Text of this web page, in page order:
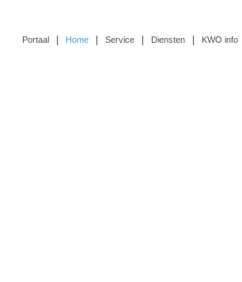
KWO info
Diensten
Service
Home
Portaal